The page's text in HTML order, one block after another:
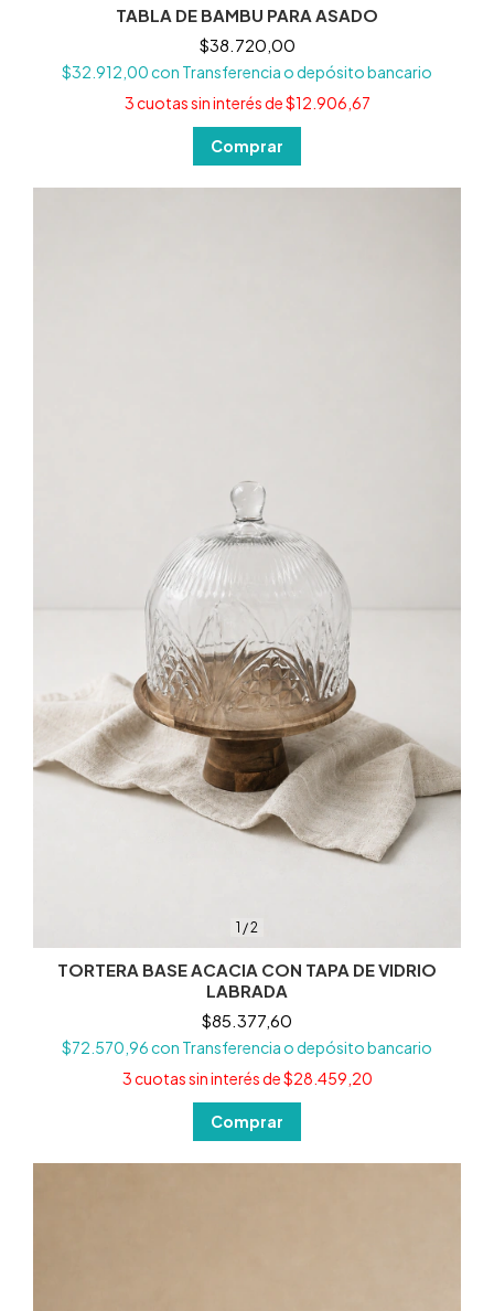
TABLA DE BAMBU PARA ASADO
$38.720,00
$32.912,00con Transferencia o depósito bancario
3cuotas sin interés de$12.906,67
1 /2
TORTERA BASE ACACIA CON TAPA DE VIDRIO
LABRADA
$85.377,60
$72.570,96con Transferencia o depósito bancario
3cuotas sin interés de$28.459,20